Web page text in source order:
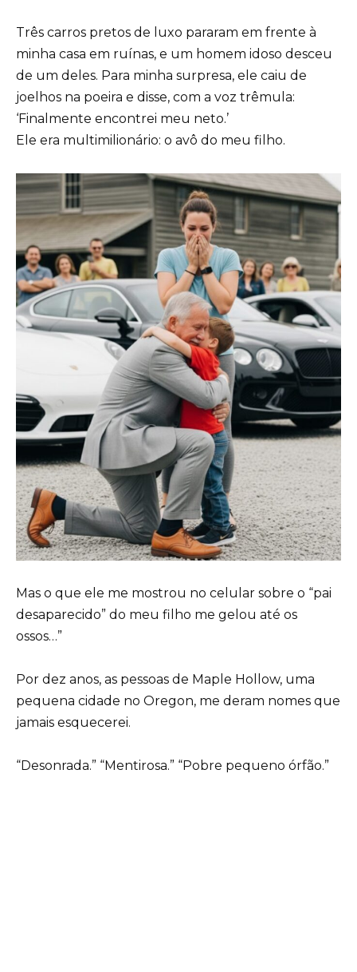
Três carros pretos de luxo pararam em frente à
minha casa em ruínas, e um homem idoso desceu
de um deles. Para minha surpresa, ele caiu de
joelhos na poeira e disse, com a voz trêmula:
‘Finalmente encontrei meu neto.’
Ele era multimilionário: o avô do meu filho.
Mas o que ele me mostrou no celular sobre o “pai
desaparecido” do meu filho me gelou até os
ossos…”
Por dez anos, as pessoas de Maple Hollow, uma
pequena cidade no Oregon, me deram nomes que
jamais esquecerei.
“Desonrada.” “Mentirosa.” “Pobre pequeno órfão.”